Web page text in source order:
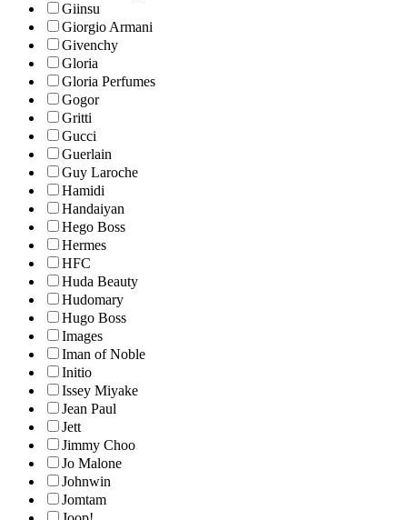
Giinsu
Giorgio Armani
Givenchy
Gloria
Gloria Perfumes
Gogor
Gritti
Gucci
Guerlain
Guy Laroche
Hamidi
Handaiyan
Hego Boss
Hermes
HFC
Huda Beauty
Hudomary
Hugo Boss
Images
Iman of Noble
Initio
Issey Miyake
Jean Paul
Jett
Jimmy Choo
Jo Malone
Johnwin
Jomtam